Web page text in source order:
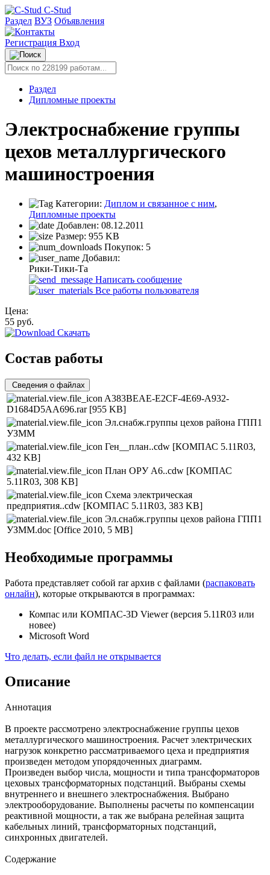
C-Stud
Раздел ВУЗ Объявления
Регистрация Вход
Раздел
Дипломные проекты
Электроснабжение группы
цехов металлургического
машиностроения
Категории: Диплом и связанное с ним,
Дипломные проекты
Добавлен: 08.12.2011
Размер: 955 KB
Покупок: 5
Добавил:
Рики-Тики-Та
Написать сообщение
Все работы пользователя
Цена:
55 руб.
Скачать
Состав работы
Сведения о файлах
A383BEAE-E2CF-4E69-A932-
D1684D5AA696.rar [955 KB]
Эл.снабж.группы цехов района ГПП1
УЗММ
Ген__план..cdw [КОМПАС 5.11R03,
432 KB]
План ОРУ А6..cdw [КОМПАС
5.11R03, 308 KB]
Схема электрическая
предприятия..cdw [КОМПАС 5.11R03, 383 KB]
Эл.снабж.группы цехов района ГПП1
УЗММ.doc [Office 2010, 5 MB]
Необходимые программы
Работа представляет собой rar архив с файлами (распаковать
онлайн), которые открываются в программах:
Компас или КОМПАС-3D Viewer (версия 5.11R03 или
новее)
Microsoft Word
Что делать, если файл не открывается
Описание
Аннотация
В проекте рассмотрено электроснабжение группы цехов
металлургического машиностроения. Расчет электрических
нагрузок конкретно рассматриваемого цеха и предприятия
произведен методом упорядоченных диаграмм.
Произведен выбор числа, мощности и типа трансформаторов
цеховых трансформаторных подстанций. Выбраны схемы
внутреннего и внешнего электроснабжения. Выбрано
электрооборудование. Выполнены расчеты по компенсации
реактивной мощности, а так же выбрана релейная защита
кабельных линий, трансформаторных подстанций,
синхронных двигателей.
Содержание